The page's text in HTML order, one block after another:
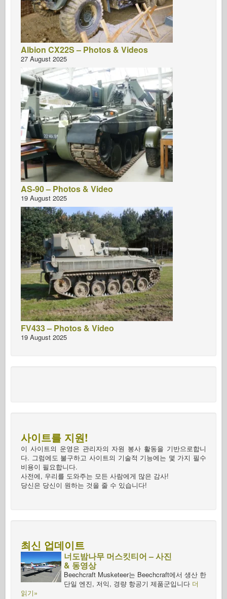
Albion CX22S – Photos & Videos
27 August 2025
AS-90 – Photos & Video
19 August 2025
FV433 – Photos & Video
19 August 2025
사이트를 지원!
이 사이트의 운영은 관리자의 자원 봉사 활동을 기반으로합니
다. 그럼에도 불구하고 사이트의 기술적 기능에는 몇 가지 필수
비용이 필요합니다.
사전에, 우리를 도와주는 모든 사람에게 많은 감사!
당신은 당신이 원하는 것을 줄 수 있습니다!
최신 업데이트
너도밤나무 머스킷티어 – 사진
& 동영상
Beechcraft Musketeer는 Beechcraft에서 생산 한
단일 엔진, 저익, 경량 항공기 제품군입니다 더
읽기»